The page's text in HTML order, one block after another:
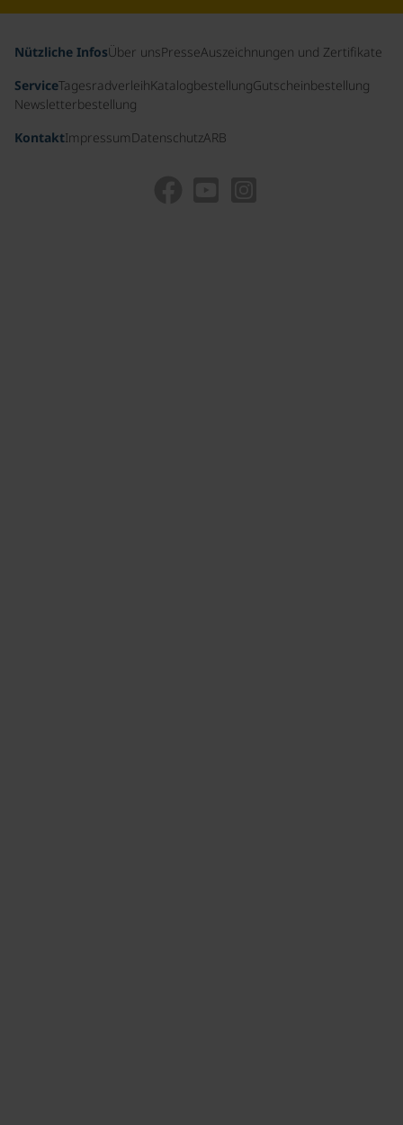
Nützliche InfosÜber unsPresseAuszeichnungen und Zertifikate
ServiceTagesradverleihKatalogbestellungGutscheinbestellung
Newsletterbestellung
KontaktImpressumDatenschutzARB